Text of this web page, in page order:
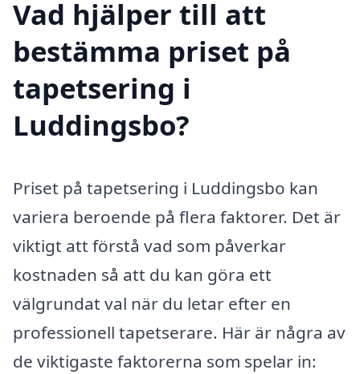
Vad hjälper till att
bestämma priset på
tapetsering i
Luddingsbo?
Priset på tapetsering i Luddingsbo kan
variera beroende på flera faktorer. Det är
viktigt att förstå vad som påverkar
kostnaden så att du kan göra ett
välgrundat val när du letar efter en
professionell tapetserare. Här är några av
de viktigaste faktorerna som spelar in: